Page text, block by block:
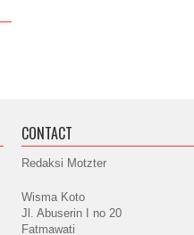
CONTACT
Redaksi Motzter
Wisma Koto
Jl. Abuserin I no 20
Fatmawati